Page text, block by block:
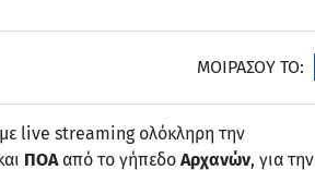
ΜΟΙΡΑΣΟΥ ΤΟ:
με live streaming ολόκληρη την
ΠΟΑ από το γήπεδο Αρχανών, για την